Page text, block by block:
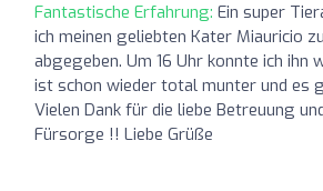
Fantastische Erfahrung: Ein super
ich meinen geliebten Kater Miauricio
abgegeben. Um 16 Uhr konnte ich ihn
ist schon wieder total munter und es
Vielen Dank für die liebe Betreuung
Fürsorge !! Liebe Grüße